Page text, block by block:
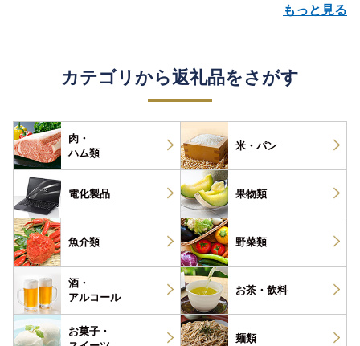
もっと見る
カテゴリから返礼品をさがす
肉・
ハム類
米・パン
電化製品 果物類
魚介類 野菜類
酒・
アルコール
お茶・ 飲料
お菓子・
麺類